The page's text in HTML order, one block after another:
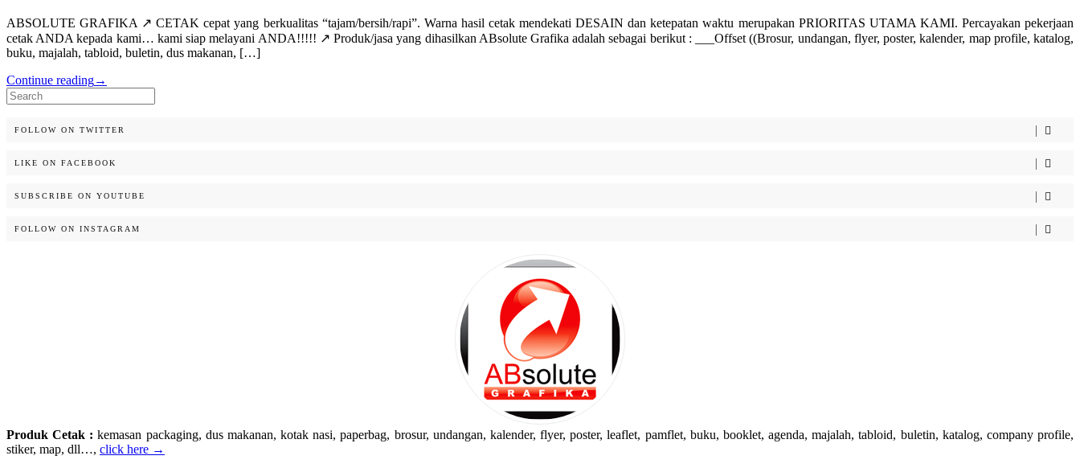
ABSOLUTE GRAFIKA ↗️ CETAK cepat yang berkualitas “tajam/bersih/rapi”. Warna hasil cetak mendekati DESAIN dan ketepatan waktu merupakan PRIORITAS UTAMA KAMI. Percayakan pekerjaan
cetak ANDA kepada kami… kami siap melayani ANDA!!!!! ↗️ Produk/jasa yang dihasilkan ABsolute Grafika adalah sebagai berikut : ___Offset ((Brosur, undangan, flyer, poster, kalender, map profile, katalog,
buku, majalah, tabloid, buletin, dus makanan, […]
Continue reading→
Search
for:
FOLLOW ON TWITTER
LIKE ON FACEBOOK
SUBSCRIBE ON YOUTUBE
FOLLOW ON INSTAGRAM
Produk Cetak : kemasan packaging, dus makanan, kotak nasi, paperbag, brosur, undangan, kalender, flyer, poster, leaflet, pamflet, buku, booklet, agenda, majalah, tabloid, buletin, katalog, company profile,
stiker, map, dll…, click here →